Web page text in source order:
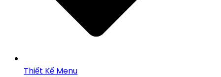
Thiết Kế Menu